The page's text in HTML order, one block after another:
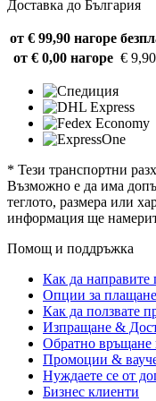
Доставка до България
от € 99,90 нагоре
от € 0,00 нагоре € 9,90
* Тези транспортни
Възможно е да има
теглото, размера или
информация ще
Помощ и поддръжка
Как да направите
Опции за плащане
Как да ползвате
Изпращане &
Обратно връщане
Промоции &
Нуждаете се от
Бизнес клиенти